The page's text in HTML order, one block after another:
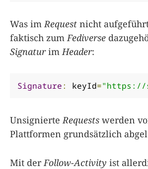
Was im Request nicht
faktisch zum Fediverse
Signaturim Header:
Signature: keyId="https://
Unsignierte Requests werden
Plattformen grundsätzlich
Mit der Follow-Activity ist